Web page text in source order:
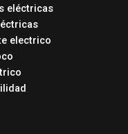
eléctricas
electrico